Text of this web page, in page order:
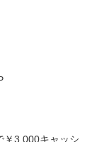
￥3,000キャッシ